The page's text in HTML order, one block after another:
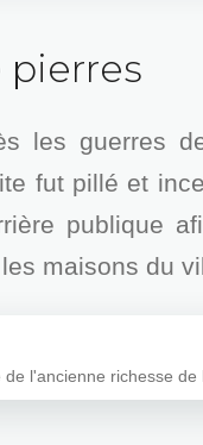
pierres
les guerres
fut pillé et
publique
maisons du
l'ancienne richesse de